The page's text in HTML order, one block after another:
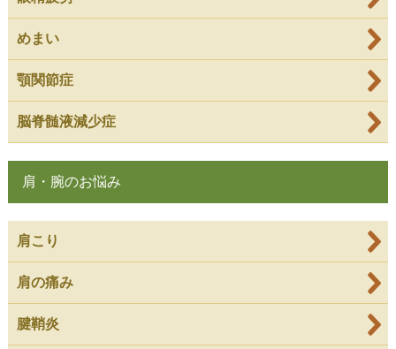
めまい
顎関節症
脳脊髄液減少症
肩・腕のお悩み
肩こり
肩の痛み
腱鞘炎